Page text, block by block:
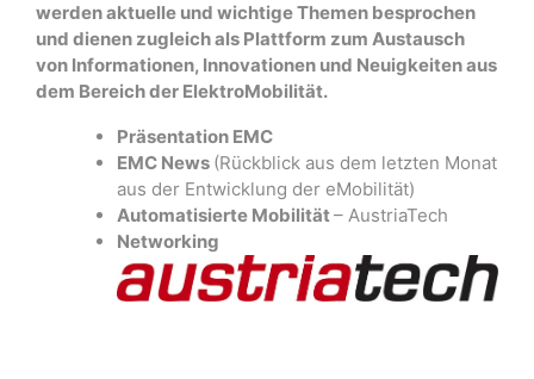
werden aktuelle und wichtige Themen besprochen
und dienen zugleich als Plattform zum Austausch
von Informationen, Innovationen und Neuigkeiten aus
dem Bereich der ElektroMobilität.
Präsentation EMC
EMC News (Rückblick aus dem letzten Monat
aus der Entwicklung der eMobilität)
Automatisierte Mobilität– AustriaTech
Networking